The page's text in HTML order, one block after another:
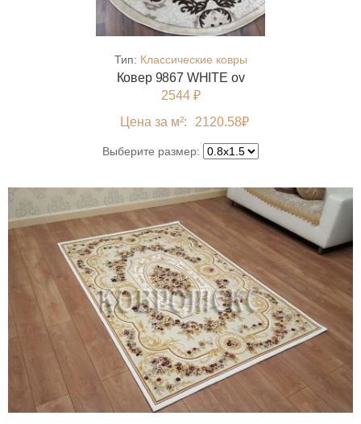
Тип: Классические ковры
Ковер 9867 WHITE ov
2544 ₽
Цена за м²:
2120.58₽
Выберите размер: